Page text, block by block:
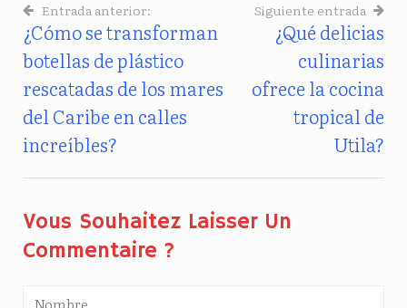
Navegación
De
Entradas
Entrada anterior:
¿Cómo se transforman
botellas de plástico
rescatadas de los mares
del Caribe en calles
increíbles?
Siguiente entrada
¿Qué delicias
culinarias
ofrece la cocina
tropical de
Utila?
Vous Souhaitez Laisser Un
Commentaire ?